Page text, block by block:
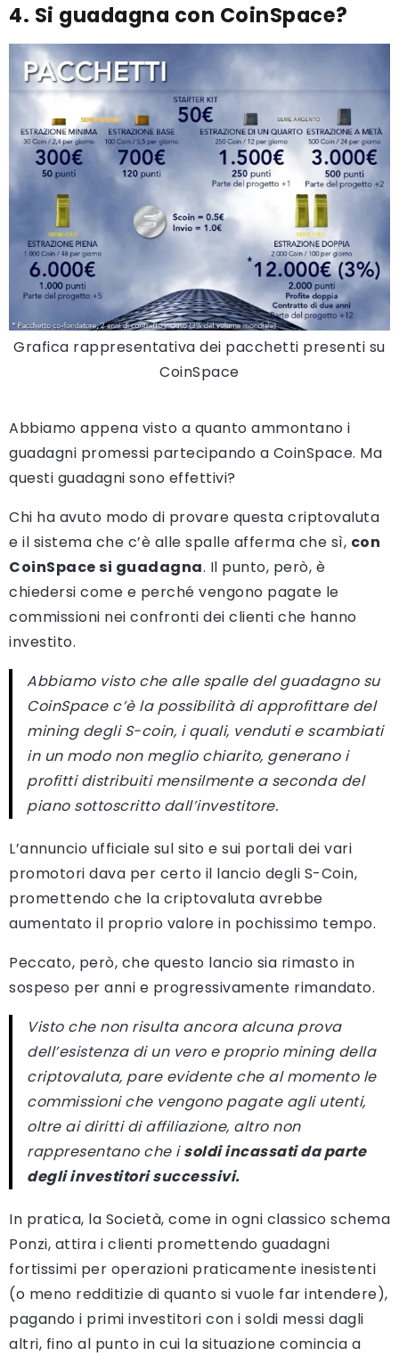
4. Si guadagna con CoinSpace?
Grafica rappresentativa dei pacchetti presenti su
CoinSpace
Abbiamo appena visto a quanto ammontano i
guadagni promessi partecipando a CoinSpace. Ma
questi guadagni sono effettivi?
Chi ha avuto modo di provare questa criptovaluta
e il sistema che c’è alle spalle afferma che sì, con
CoinSpace si guadagna. Il punto, però, è
chiedersi come e perché vengono pagate le
commissioni nei confronti dei clienti che hanno
investito.
Abbiamo visto che alle spalle del guadagno su
CoinSpace c’è la possibilità di approfittare del
mining degli S-coin, i quali, venduti e scambiati
in un modo non meglio chiarito, generano i
profitti distribuiti mensilmente a seconda del
piano sottoscritto dall’investitore.
L’annuncio ufficiale sul sito e sui portali dei vari
promotori dava per certo il lancio degli S-Coin,
promettendo che la criptovaluta avrebbe
aumentato il proprio valore in pochissimo tempo.
Peccato, però, che questo lancio sia rimasto in
sospeso per anni e progressivamente rimandato.
Visto che non risulta ancora alcuna prova
dell’esistenza di un vero e proprio mining della
criptovaluta, pare evidente che al momento le
commissioni che vengono pagate agli utenti,
oltre ai diritti di affiliazione, altro non
rappresentano che isoldi incassati da parte
degli investitori successivi.
In pratica, la Società, come in ogni classico schema
Ponzi, attira i clienti promettendo guadagni
fortissimi per operazioni praticamente inesistenti
(o meno redditizie di quanto si vuole far intendere),
pagando i primi investitori con i soldi messi dagli
altri, fino al punto in cui la situazione comincia a